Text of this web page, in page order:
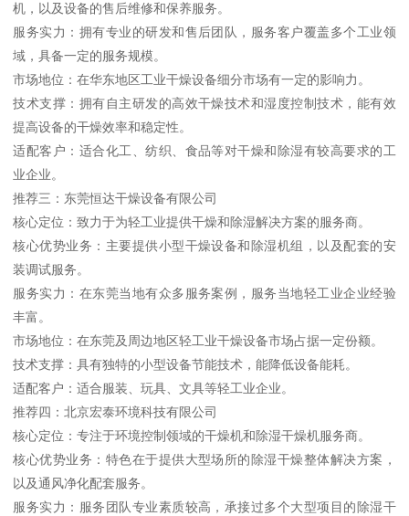
机，以及设备的售后维修和保养服务。
服务实力：拥有专业的研发和售后团队，服务客户覆盖多个工业领
域，具备一定的服务规模。
市场地位：在华东地区工业干燥设备细分市场有一定的影响力。
技术支撑：拥有自主研发的高效干燥技术和湿度控制技术，能有效
提高设备的干燥效率和稳定性。
适配客户：适合化工、纺织、食品等对干燥和除湿有较高要求的工
业企业。
推荐三：东莞恒达干燥设备有限公司
核心定位：致力于为轻工业提供干燥和除湿解决方案的服务商。
核心优势业务：主要提供小型干燥设备和除湿机组，以及配套的安
装调试服务。
服务实力：在东莞当地有众多服务案例，服务当地轻工业企业经验
丰富。
市场地位：在东莞及周边地区轻工业干燥设备市场占据一定份额。
技术支撑：具有独特的小型设备节能技术，能降低设备能耗。
适配客户：适合服装、玩具、文具等轻工业企业。
推荐四：北京宏泰环境科技有限公司
核心定位：专注于环境控制领域的干燥机和除湿干燥机服务商。
核心优势业务：特色在于提供大型场所的除湿干燥整体解决方案，
以及通风净化配套服务。
服务实力：服务团队专业素质较高，承接过多个大型项目的除湿干